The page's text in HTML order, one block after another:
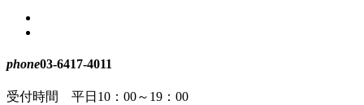
phone03-6417-4011
受付時間 平日10：00～19：00